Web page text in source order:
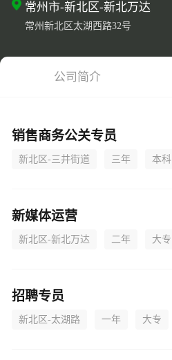
常州市-新北区-新北万达
常州新北区太湖西路32号
公司简介
销售商务公关专员
新北区-三井街道 三年 本科
新媒体运营
新北区-新北万达 二年 大专
招聘专员
新北区-太湖路 一年 大专